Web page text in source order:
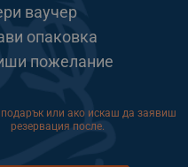
ваучер
опаковка
пожелание
или ако искаш да заявиш
резервация после.